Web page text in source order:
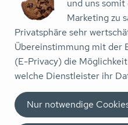
Auswahl ändern
Du hast sicher:
und uns
Marketing zu
Privatsphäre sehr
Übereinstimmung mit der
(E-Privacy) die
welche Dienstleister ihr
Nur notwendige